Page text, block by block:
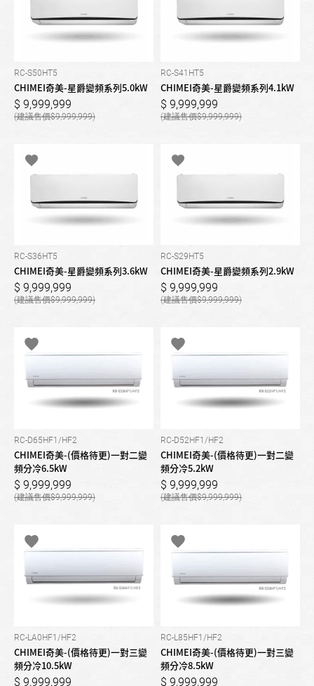
RC-S50HT5
CHIMEI奇美-星爵變頻系列5.0kW
9,999,999
9,999,999
RC-S41HT5
CHIMEI奇美-星爵變頻系列4.1kW
9,999,999
9,999,999
RC-S36HT5
CHIMEI奇美-星爵變頻系列3.6kW
9,999,999
9,999,999
RC-S29HT5
CHIMEI奇美-星爵變頻系列2.9kW
9,999,999
9,999,999
RC-D65HF1/HF2
CHIMEI奇美-(價格待更)一對二變
頻分冷6.5kW
9,999,999
9,999,999
RC-D52HF1/HF2
CHIMEI奇美-(價格待更)一對二變
頻分冷5.2kW
9,999,999
9,999,999
RC-LA0HF1/HF2
CHIMEI奇美-(價格待更)一對三變
頻分冷10.5kW
9,999,999
RC-L85HF1/HF2
CHIMEI奇美-(價格待更)一對三變
頻分冷8.5kW
9,999,999